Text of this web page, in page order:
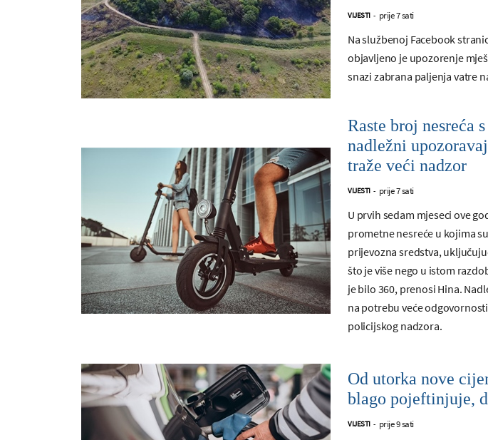
VIJESTI - prije 7 sati
Na službenoj Facebook
objavljeno je upozorenje
snazi zabrana paljenja vatre
Raste broj nesreća
nadležni
traže veći nadzor
VIJESTI - prije 7 sati
U prvih sedam mjeseci ove
prometne nesreće u kojima
prijevozna sredstva,
što je više nego u istom
je bilo 360, prenosi Hina.
na potrebu veće
policijskog nadzora.
Od utorka nove
blago pojeftinjuje,
VIJESTI - prije 9 sati